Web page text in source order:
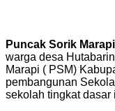
Puncak Sorik
warga desa
Marapi ( PSM)
pembangunan
sekolah tingkat dasar